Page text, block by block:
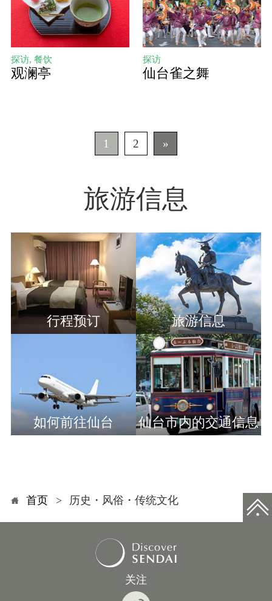
探访, 餐饮
观澜亭
探访
仙台雀之舞
1 2 »
旅游信息
行程预订 旅游信息
如何前往仙台 仙台市内的交通信息
首页 历史・风俗・传统文化
关注